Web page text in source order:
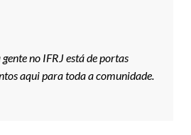
no IFRJ está de portas
aqui para toda a comunidade.